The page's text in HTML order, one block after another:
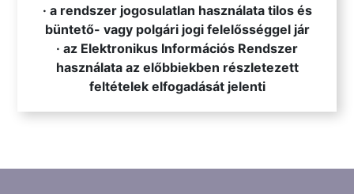
· a rendszer jogosulatlan használata tilos és
büntető- vagy polgári jogi felelősséggel jár
· az Elektronikus Információs Rendszer
használata az előbbiekben részletezett
feltételek elfogadását jelenti